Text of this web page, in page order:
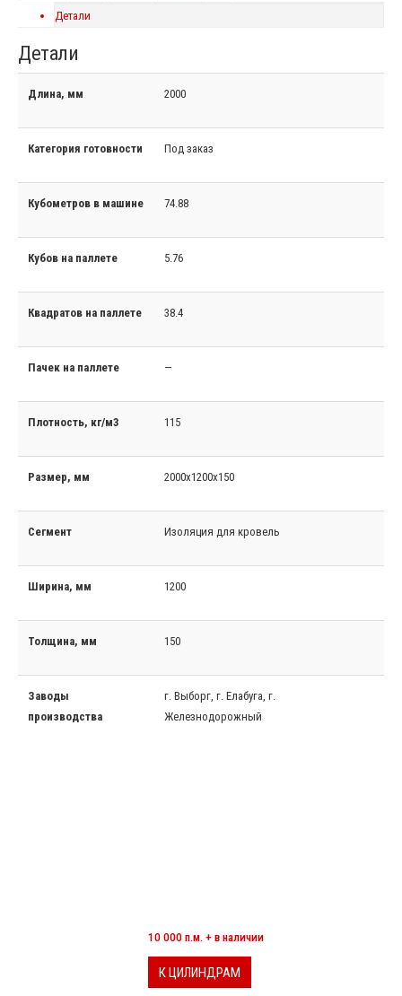
Детали
Детали
Длина, мм 2000
Категория готовности Под заказ
Кубометров в машине 74.88
Кубов на паллете 5.76
Квадратов на паллете 38.4
Пачек на паллете —
Плотность, кг/м3 115
Размер, мм 2000x1200x150
Сегмент Изоляция для кровель
Ширина, мм 1200
Толщина, мм 150
Заводы
производства
г. Выборг, г. Елабуга, г.
Железнодорожный
10 000 п.м. + в наличии
К ЦИЛИНДРАМ